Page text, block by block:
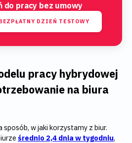
do pracy bez umowy
DZIEŃ TESTOWY
pracy hybrydowej
na biura
sposób, w jaki korzystamy z biur.
średnio 2,4 dnia w tygodniu,